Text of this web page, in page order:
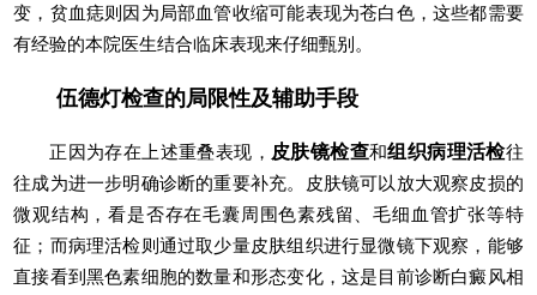
变，贫血痣则因为局部血管收缩可能表现为苍白色，这些都需要
有经验的本院医生结合临床表现来仔细甄别。
伍德灯检查的局限性及辅助手段
正因为存在上述重叠表现， 皮肤镜检查和组织病理活检往
往成为进一步明确诊断的重要补充。皮肤镜可以放大观察皮损的
微观结构，看是否存在毛囊周围色素残留、毛细血管扩张等特
征；而病理活检则通过取少量皮肤组织进行显微镜下观察，能够
直接看到黑色素细胞的数量和形态变化，这是目前诊断白癜风相